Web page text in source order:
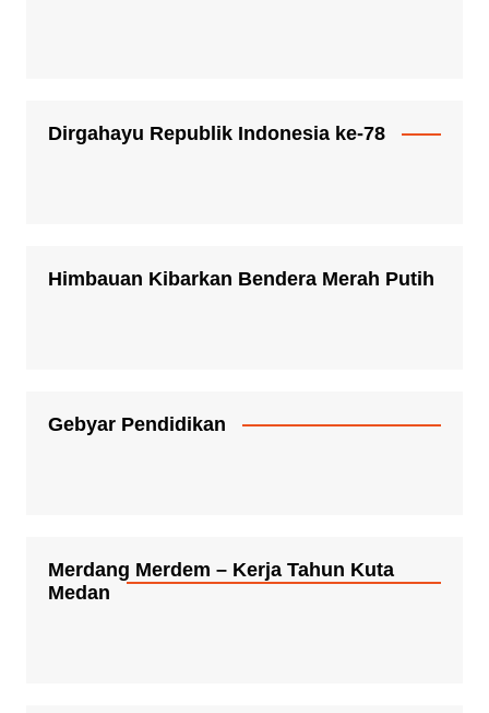
Dirgahayu Republik Indonesia ke-78
Himbauan Kibarkan Bendera Merah Putih
Gebyar Pendidikan
Merdang Merdem – Kerja Tahun Kuta
Medan